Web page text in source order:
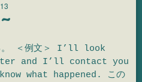
。 ＜例文＞ I’ll look
and I’ll contact you
what happened. この